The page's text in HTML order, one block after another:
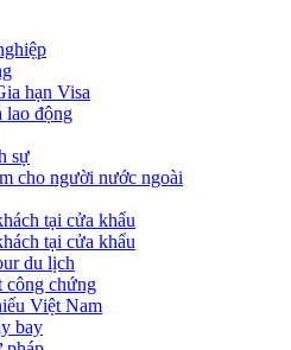
hạn Visa
lao động
sự
cho người nước ngoài
tại cửa khẩu
tại cửa khẩu
du lịch
công chứng
Việt Nam
bay